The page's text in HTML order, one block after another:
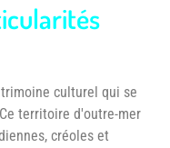
culturel qui se
territoire d'outre-mer
créoles et